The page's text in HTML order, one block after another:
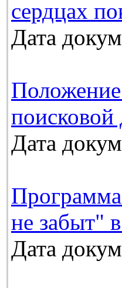
сердцах
Дата
Положение
поисковой
Дата
не забыт"
Дата